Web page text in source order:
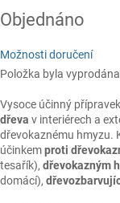
cena:
Objednáno
Možnosti doručení
Položka byla
Vysoce účinný
dřeva v interiérech a
dřevokaznému hmyzu.
účinkemproti
tesařík), dřevokazným
domácí),